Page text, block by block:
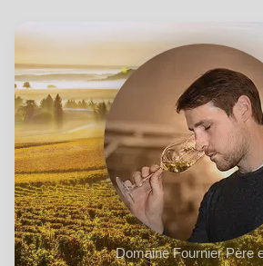
Domaine Fournier Père